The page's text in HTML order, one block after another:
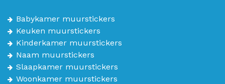
Babykamer muurstickers
Keuken muurstickers
Kinderkamer muurstickers
Naam muurstickers
Slaapkamer muurstickers
Woonkamer muurstickers